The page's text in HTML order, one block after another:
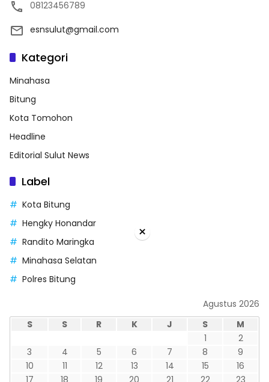
08123456789
esnsulut@gmail.com
Kategori
Minahasa
Bitung
Kota Tomohon
Headline
Editorial Sulut News
Label
Kota Bitung
Hengky Honandar
Randito Maringka
Minahasa Selatan
Polres Bitung
Agustus 2026
S
S R K J S
M
1
2
3
4 5 6 7 8
9
10
11 12 13 14 15
16
×